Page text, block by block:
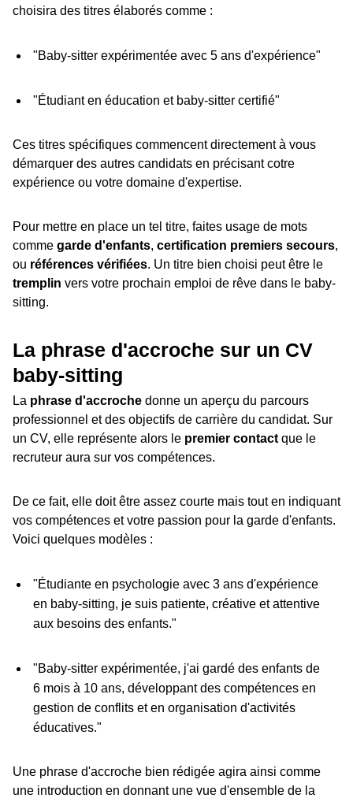
choisira des titres élaborés comme :
"Baby-sitter expérimentée avec 5 ans d'expérience"
"Étudiant en éducation et baby-sitter certifié"
Ces titres spécifiques commencent directement à vous
démarquer des autres candidats en précisant cotre
expérience ou votre domaine d'expertise.
Pour mettre en place un tel titre, faites usage de mots
comme garde d'enfants, certification premiers secours,
ou références vérifiées. Un titre bien choisi peut être le
tremplin vers votre prochain emploi de rêve dans le baby-
sitting.
La phrase d'accroche sur un CV
baby-sitting
La phrase d'accroche donne un aperçu du parcours
professionnel et des objectifs de carrière du candidat. Sur
un CV, elle représente alors le premier contact que le
recruteur aura sur vos compétences.
De ce fait, elle doit être assez courte mais tout en indiquant
vos compétences et votre passion pour la garde d'enfants.
Voici quelques modèles :
"Étudiante en psychologie avec 3 ans d'expérience
en baby-sitting, je suis patiente, créative et attentive
aux besoins des enfants."
"Baby-sitter expérimentée, j'ai gardé des enfants de
6 mois à 10 ans, développant des compétences en
gestion de conflits et en organisation d'activités
éducatives."
Une phrase d'accroche bien rédigée agira ainsi comme
une introduction en donnant une vue d'ensemble de la